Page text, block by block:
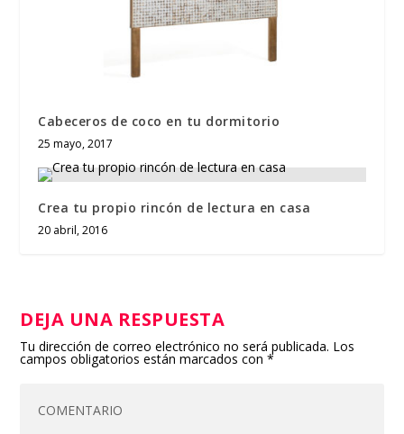
Cabeceros de coco en tu dormitorio
25 mayo, 2017
Crea tu propio rincón de lectura en casa
20 abril, 2016
DEJA UNA RESPUESTA
Tu dirección de correo electrónico no será publicada. Los
campos obligatorios están marcados con*